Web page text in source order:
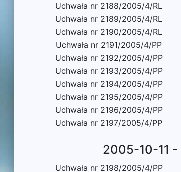
Uchwała nr 2188/2005/4/RL
Uchwała nr 2189/2005/4/RL
Uchwała nr 2190/2005/4/RL
Uchwała nr 2191/2005/4/PP
Uchwała nr 2192/2005/4/PP
Uchwała nr 2193/2005/4/PP
Uchwała nr 2194/2005/4/PP
Uchwała nr 2195/2005/4/PP
Uchwała nr 2196/2005/4/PP
Uchwała nr 2197/2005/4/PP
2005-10-11 -
Uchwała nr 2198/2005/4/PP